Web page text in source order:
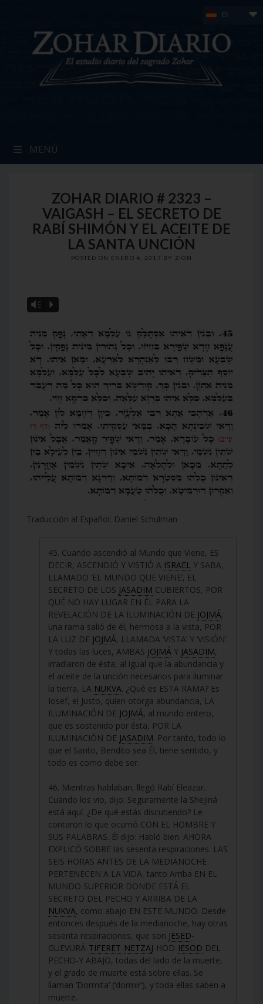
ES
MENÚ
ZOHAR DIARIO # 2323 –
VAIGASH – EL SECRETO DE
RABÍ SHIMÓN Y EL ACEITE DE
LA SANTA UNCIÓN
POSTED ON ENERO 4, 2017 BY ZION
Vm P
Traducción al Español: Daniel Schulman
45. Cuando ascendió al Mundo que Viene, ES
DECIR, ASCENDIÓ Y VISTIÓ A ISRAEL Y SABA,
LLAMADO ‘EL MUNDO QUE VIENE’, EL
SECRETO DE LOS JASADIM CUBIERTOS, POR
QUÉ NO HAY LUGAR EN ÉL PARA LA
REVELACIÓN DE LA ILUMINACIÓN DE JOJMÁ;
una rama salió de él, hermosa a la vista, POR
LA LUZ DE JOJMÁ, LLAMADA ‘VISTA’ Y ‘VISIÓN’.
Y todas las luces, AMBAS JOJMÁ Y JASADIM,
irradiaron de ésta, al igual que la abundancia y
el aceite de la unción necesarios para iluminar
la tierra, LA NUKVA. ¿Qué es ESTA RAMA? Es
Iosef, el Justo, quien otorga abundancia, LA
ILUMINACIÓN DE JOJMÁ, al mundo entero,
que es sostenido por ésta, POR LA
ILUMINACIÓN DE JASADIM. Por tanto, todo lo
que el Santo, Bendito sea Él, tiene sentido, y
todo es como debe ser.
46. Mientras hablaban, llegó Rabí Eleazar.
Cuando los vio, dijo: Seguramente la Shejiná
está aquí. ¿De qué estás discutiendo? Le
contaron lo que ocurrió CON EL HOMBRE Y
SUS PALABRAS. Él dijo: Habló bien. AHORA
EXPLICÓ SOBRE las sesenta respiraciones. LAS
SEIS HORAS ANTES DE LA MEDIANOCHE
PERTENECEN A LA VIDA, tanto Arriba EN EL
MUNDO SUPERIOR DONDE ESTÁ EL
SECRETO DEL PECHO Y ARRIBA DE LA
NUKVA, como abajo EN ESTE MUNDO. Desde
entonces después de la medianoche, hay otras
sesenta respiraciones, que son JESED-
GUEVURÁ-TIFERET-NETZAJ-HOD-IESOD DEL
PECHO-Y ABAJO, todas del lado de la muerte,
y el grado de muerte está sobre ellas. Se
llaman ‘Dormita’ (‘dormir’), y toda ellas saben a
muerte.